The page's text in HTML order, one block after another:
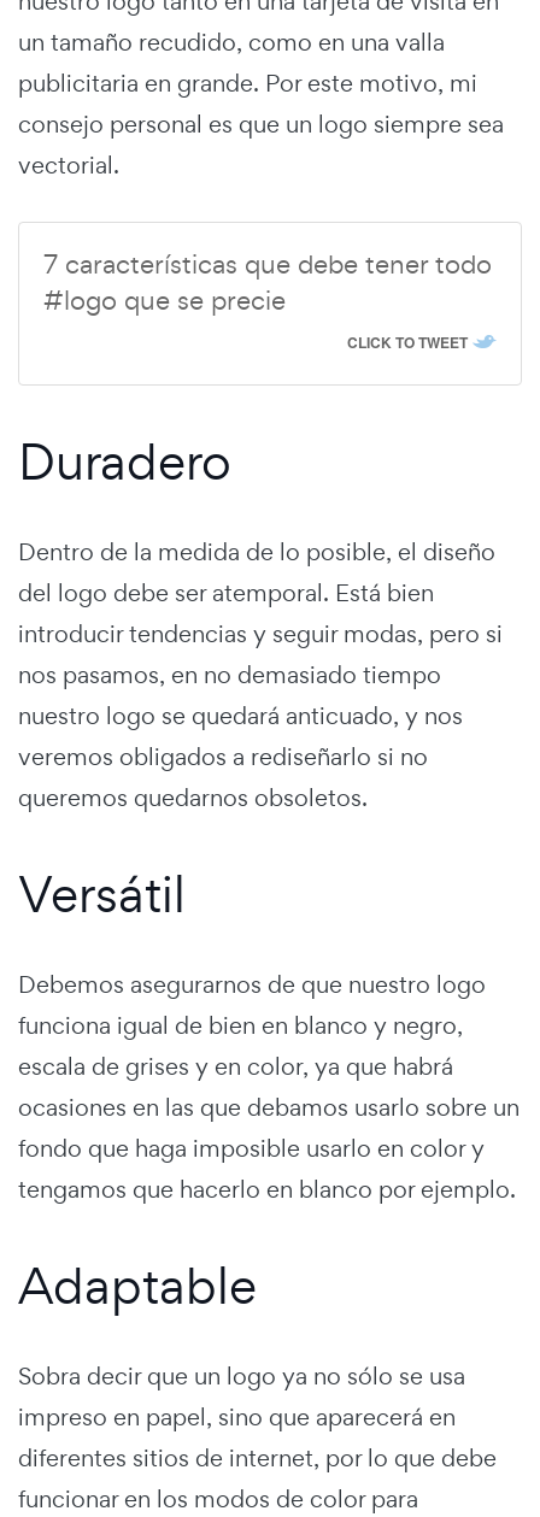
un tamaño recudido, como en una valla
publicitaria en grande. Por este motivo, mi
consejo personal es que un logo siempre sea
vectorial.
7 características que debe tener todo
#logo que se precie
CLICK TO TWEET
Duradero
Dentro de la medida de lo posible, el diseño
del logo debe ser atemporal. Está bien
introducir tendencias y seguir modas, pero si
nos pasamos, en no demasiado tiempo
nuestro logo se quedará anticuado, y nos
veremos obligados a rediseñarlo si no
queremos quedarnos obsoletos.
Versátil
Debemos asegurarnos de que nuestro logo
funciona igual de bien en blanco y negro,
escala de grises y en color, ya que habrá
ocasiones en las que debamos usarlo sobre un
fondo que haga imposible usarlo en color y
tengamos que hacerlo en blanco por ejemplo.
Adaptable
Sobra decir que un logo ya no sólo se usa
impreso en papel, sino que aparecerá en
diferentes sitios de internet, por lo que debe
funcionar en los modos de color para